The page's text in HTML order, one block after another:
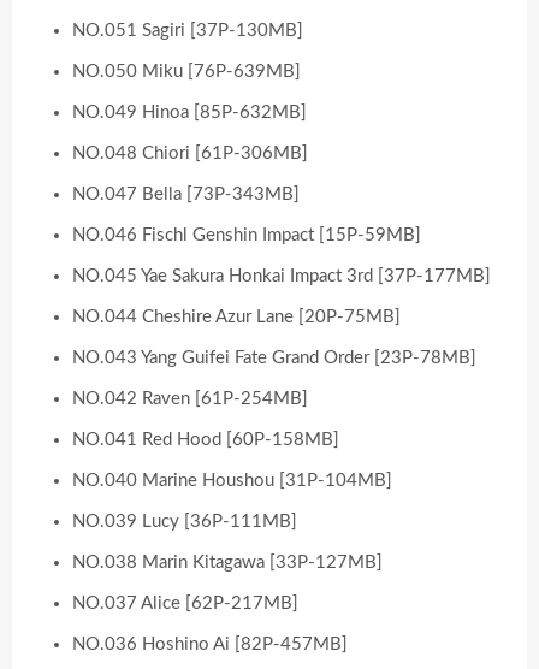
NO.051 Sagiri [37P-130MB]
NO.050 Miku [76P-639MB]
NO.049 Hinoa [85P-632MB]
NO.048 Chiori [61P-306MB]
NO.047 Bella [73P-343MB]
NO.046 Fischl Genshin Impact [15P-59MB]
NO.045 Yae Sakura Honkai Impact 3rd [37P-177MB]
NO.044 Cheshire Azur Lane [20P-75MB]
NO.043 Yang Guifei Fate Grand Order [23P-78MB]
NO.042 Raven [61P-254MB]
NO.041 Red Hood [60P-158MB]
NO.040 Marine Houshou [31P-104MB]
NO.039 Lucy [36P-111MB]
NO.038 Marin Kitagawa [33P-127MB]
NO.037 Alice [62P-217MB]
NO.036 Hoshino Ai [82P-457MB]